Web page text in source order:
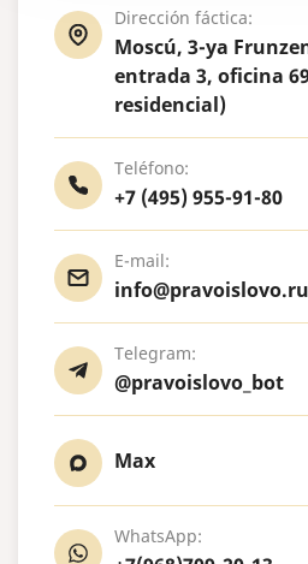
Dirección fáctica:
Moscú, 3-ya
entrada 3, oficina
residencial)
Teléfono:
+7 (495) 955-91-80
E-mail:
info@pravoislovo.ru
Telegram:
@pravoislovo_bot
Max
WhatsApp: